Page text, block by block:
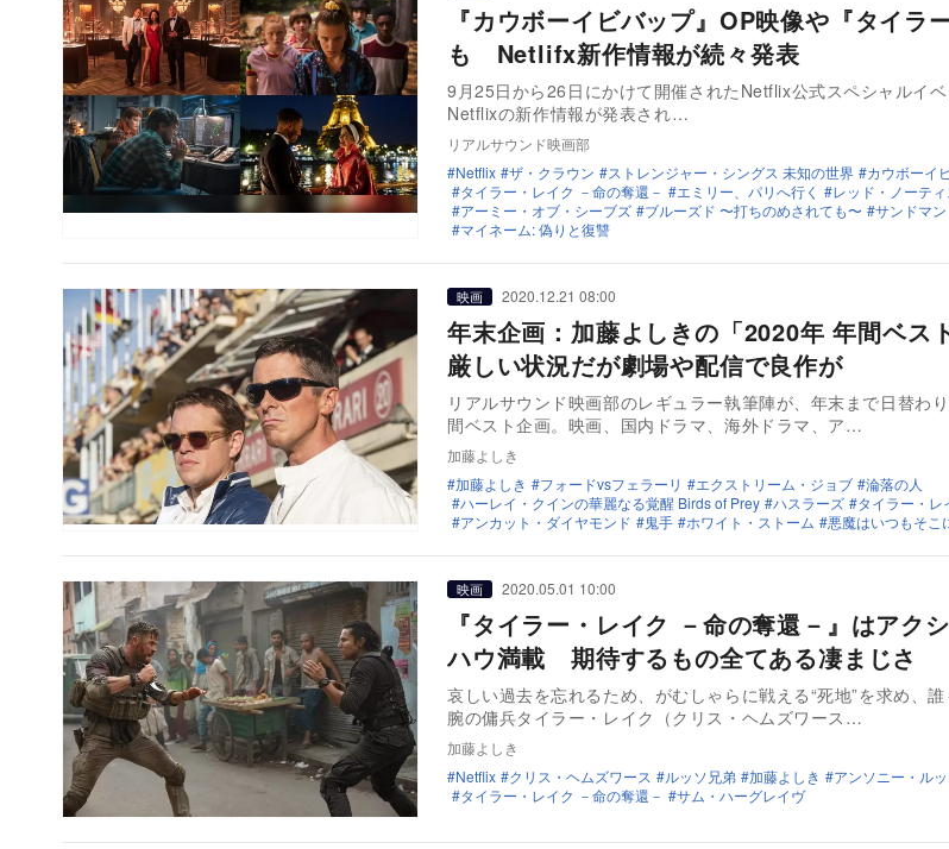
『カウボーイビバップ』OP映像や『タイラ
も Netlifx新作情報が続々発表
9月25日から26日にかけて開催されたNetflix公式スペシャルイベ
Netflixの新作情報が発表され…
リアルサウンド映画部
Netflix
ザ・クラウン ストレンジャー・シングス 未知の世界
カウボーイ
タイラー・レイク －命の奪還－
エミリー、パリへ行く レッド・ノーティ
アーミー・オブ・シーブズ
ブルーズド 〜打ちのめされても〜 サンドマン
マイネーム: 偽りと復讐
映画 2020.12.21 08:00
年末企画：加藤よしきの「2020年 年間ベス
厳しい状況だが劇場や配信で良作が
リアルサウンド映画部のレギュラー執筆陣が、年末まで日替わ
間ベスト企画。映画、国内ドラマ、海外ドラマ、ア…
加藤よしき
加藤よしき
フォードvsフェラーリ エクストリーム・ジョブ
淪落の人
ハーレイ・クインの華麗なる覚醒 Birds of Prey
ハスラーズ
タイラー・レ
アンカット・ダイヤモンド
鬼手 ホワイト・ストーム 悪魔はいつもそこ
映画 2020.05.01 10:00
『タイラー・レイク －命の奪還－』はアク
ハウ満載 期待するもの全てある凄まじさ
哀しい過去を忘れるため、がむしゃらに戦える“死地”を求め、
腕の傭兵タイラー・レイク（クリス・ヘムズワース…
加藤よしき
Netflix
クリス・ヘムズワース ルッソ兄弟 加藤よしき アンソニー・ル
タイラー・レイク －命の奪還－
サム・ハーグレイヴ